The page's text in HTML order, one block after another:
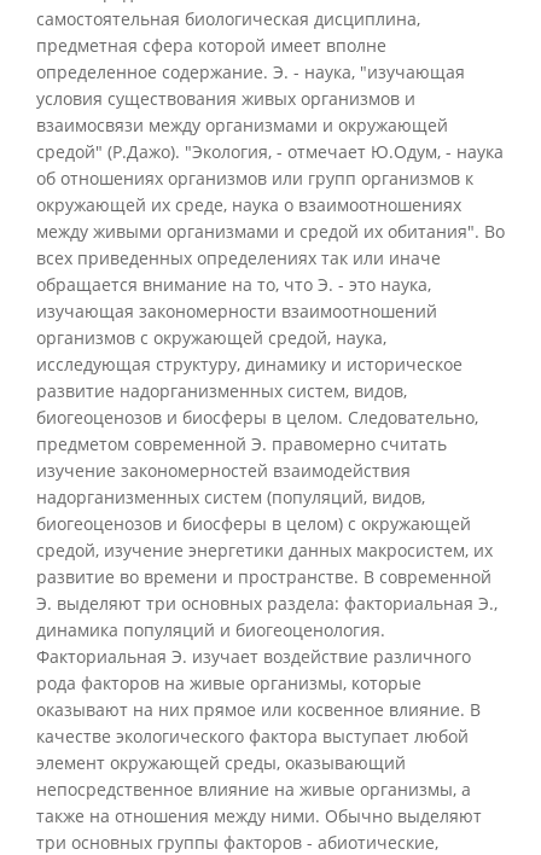
самостоятельная биологическая дисциплина,
предметная сфера которой имеет вполне
определенное содержание. Э. - наука, "изучающая
условия существования живых организмов и
взаимосвязи между организмами и окружающей
средой" (Р.Дажо). "Экология, - отмечает Ю.Одум, - наука
об отношениях организмов или групп организмов к
окружающей их среде, наука о взаимоотношениях
между живыми организмами и средой их обитания". Во
всех приведенных определениях так или иначе
обращается внимание на то, что Э. - это наука,
изучающая закономерности взаимоотношений
организмов с окружающей средой, наука,
исследующая структуру, динамику и историческое
развитие надорганизменных систем, видов,
биогеоценозов и биосферы в целом. Следовательно,
предметом современной Э. правомерно считать
изучение закономерностей взаимодействия
надорганизменных систем (популяций, видов,
биогеоценозов и биосферы в целом) с окружающей
средой, изучение энергетики данных макросистем, их
развитие во времени и пространстве. В современной
Э. выделяют три основных раздела: факториальная Э.,
динамика популяций и биогеоценология.
Факториальная Э. изучает воздействие различного
рода факторов на живые организмы, которые
оказывают на них прямое или косвенное влияние. В
качестве экологического фактора выступает любой
элемент окружающей среды, оказывающий
непосредственное влияние на живые организмы, а
также на отношения между ними. Обычно выделяют
три основных группы факторов - абиотические,